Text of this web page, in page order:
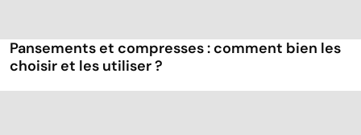
Pansements et compresses : comment bien les
choisir et les utiliser ?